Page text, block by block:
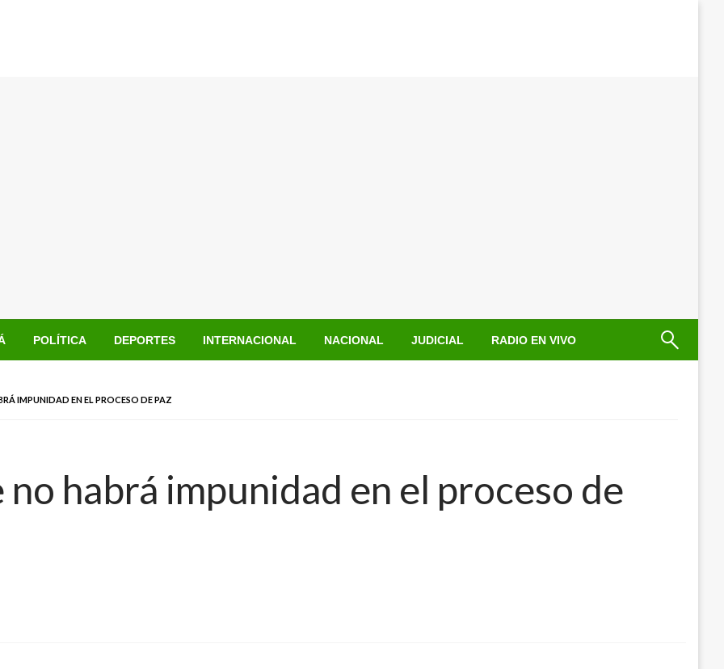
POLÍTICA DEPORTES INTERNACIONAL NACIONAL JUDICIAL RADIO EN VIVO
IMPUNIDAD EN EL PROCESO DE PAZ
habrá impunidad en el proceso de